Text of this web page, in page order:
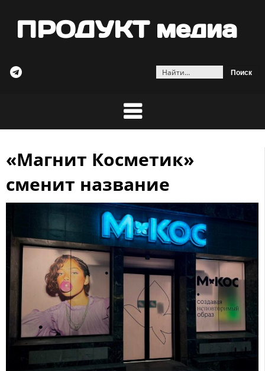
ПРОДУКТ медиа
Найти:
Skip
content
«Магнит Косметик»
сменит название